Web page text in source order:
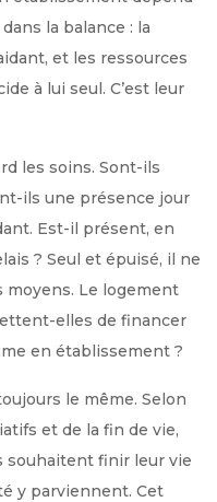
la balance : la
et les ressources
à lui seul. C’est leur
les soins. Sont-ils
ils une présence jour
Est-il présent, en
? Seul et épuisé, il ne
moyens. Le logement
elles de financer
en établissement ?
le même. Selon
et de la fin de vie,
souhaitent finir leur vie
y parviennent. Cet